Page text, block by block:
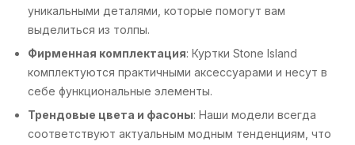
уникальными деталями, которые помогут вам
выделиться из толпы.
Фирменная комплектация: Куртки Stone Island
комплектуются практичными аксессуарами и несут в
себе функциональные элементы.
Трендовые цвета и фасоны: Наши модели всегда
соответствуют актуальным модным тенденциям, что